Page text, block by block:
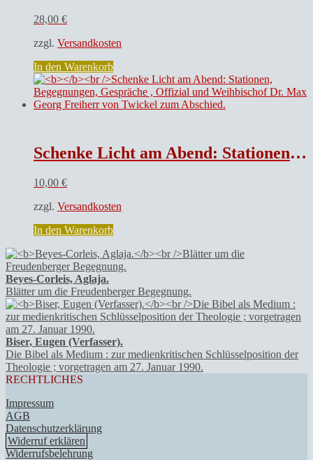
28,00 €
zzgl. Versandkosten
In den Warenkorb
Schenke Licht am Abend: Stationen, Begegnungen, Gespräche , Offizial und Weihbischof Dr. Max Georg Freiherr von Twickel zum Abschied.
10,00 €
zzgl. Versandkosten
In den Warenkorb
Beyes-Corleis, Aglaja.
Blätter um die Freudenberger Begegnung.
Biser, Eugen (Verfasser).
Die Bibel als Medium : zur medienkritischen Schlüsselposition der
Theologie ; vorgetragen am 27. Januar 1990.
RECHTLICHES
Impressum
AGB
Datenschutzerklärung
Widerruf erklären
Widerrufsbelehrung